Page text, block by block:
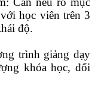
học viên trên 3
độ.
trình giảng dạy
khóa học, đối